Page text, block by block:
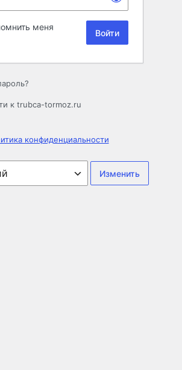
меня
к trubca-tormoz.ru
конфиденциальности